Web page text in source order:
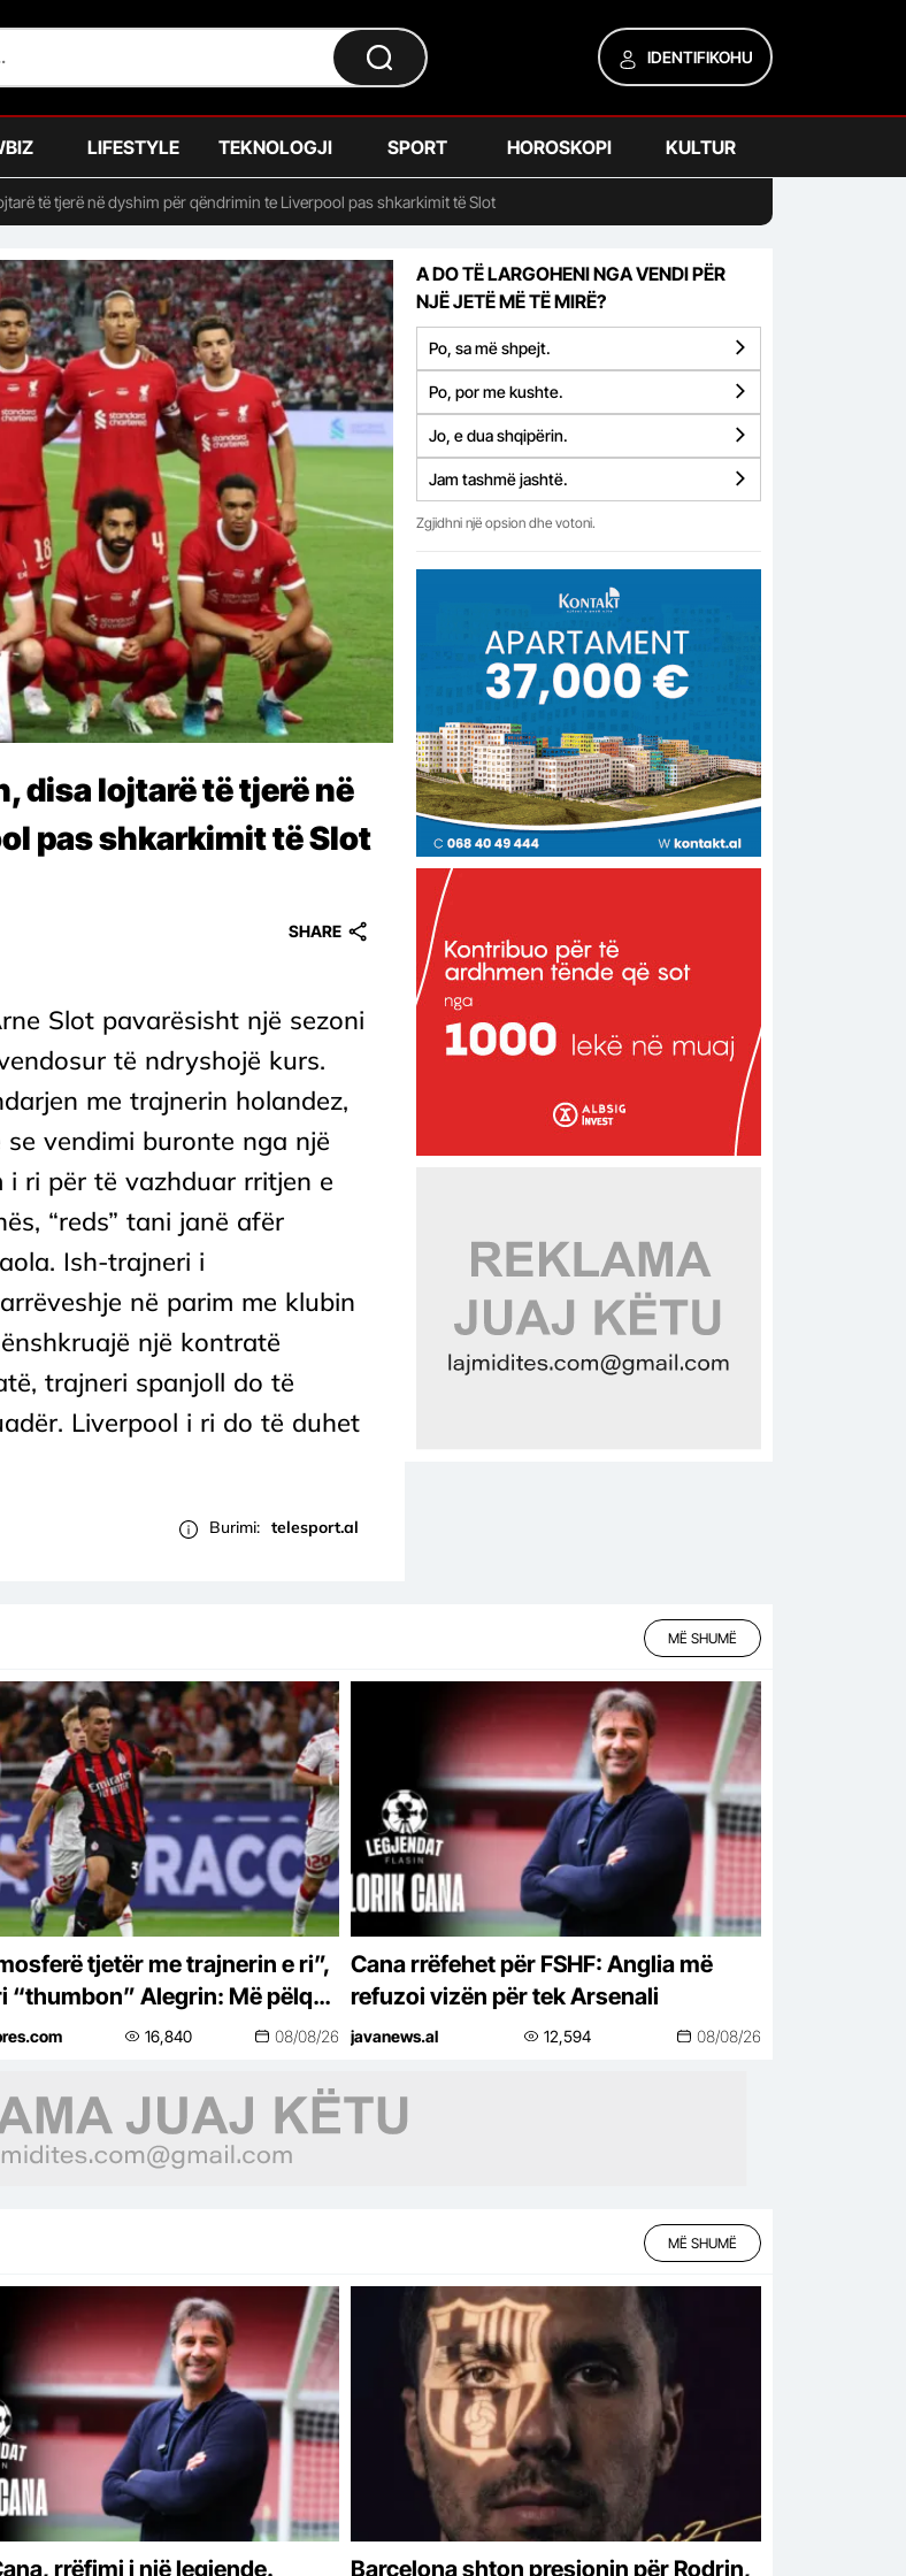
IDENTIFIKOHU
LIFESTYLE TEKNOLOGJI SPORT HOROSKOPI KULTUR
të tjerë në dyshim për qëndrimin te Liverpool pas shkarkimit të Slot
disa lojtarë të tjerë në
pas shkarkimit të Slot
SHARE
Slot pavarësisht një sezoni
të ndryshojë kurs.
me trajnerin holandez,
vendimi buronte nga një
i ri për të vazhduar rritjen e
“reds” tani janë afër
Ish-trajneri i
në parim me klubin
një kontratë
trajneri spanjoll do të
Liverpool i ri do të duhet
Burimi: telesport.al
A DO TË LARGOHENI NGA VENDI PËR
NJË JETË MË TË MIRË?
Po, sa më shpejt.
Po, por me kushte.
Jo, e dua shqipërin.
Jam tashmë jashtë.
Zgjidhni një opsion dhe votoni.
MË SHUMË
tjetër me trajnerin e ri”,
“thumbon” Alegrin: Më pëlqen
ka Amorimi për futbollin
16,840 08/08/26
Cana rrëfehet për FSHF: Anglia më
refuzoi vizën për tek Arsenali
javanews.al 12,594 08/08/26
MË SHUMË
rrëfimi i një legjende.
Barcelona shton presionin për Rodrin,